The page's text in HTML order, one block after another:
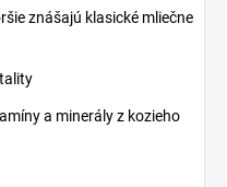
znášajú klasické mliečne
a minerály z kozieho